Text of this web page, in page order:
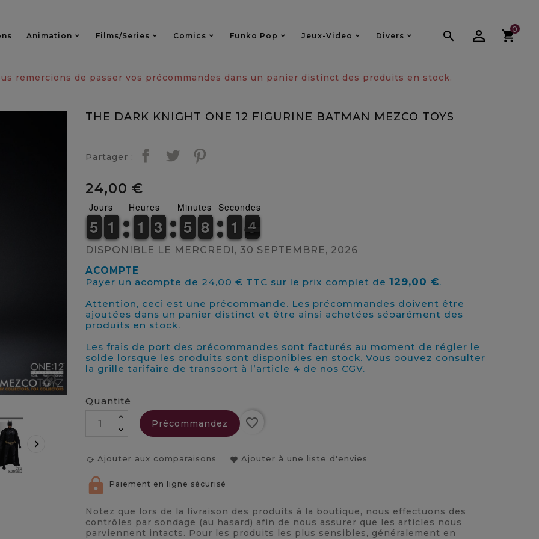
0

Animation Films/series Comics Funko Pop Jeux-Video Divers
remercions de passer vos précommandes dans un panier distinct des produits en stock.


THE DARK KNIGHT ONE 12 FIGURINE BATMAN MEZCO TOYS
Partager :
24,00 €
Jours
4
4
5
5 1
1
1
1
Heures
1
1
1
1 2
2
3
3
Minutes
4
4
5
5 7
7
8
8
Secondes
1
1
1
1 4
3
3
DISPONIBLE LE MERCREDI, 30 SEPTEMBRE, 2026
ACOMPTE
Payer un acompte de 24,00 € TTC sur le prix complet de 129,00 €.
Attention, ceci est une précommande. Les précommandes doivent être
ajoutées dans un panier distinct et être ainsi achetées séparément des
produits en stock.
Les frais de port des précommandes sont facturés au moment de régler le
solde lorsque les produits sont disponibles en stock. Vous pouvez consulter
la grille tarifaire de transport à l’article 4 de nos CGV.
Quantité
Précommandez favorite_border
cached Ajouter aux comparaisons favorite Ajouter à une liste d'envies
Paiement en ligne sécurisé
Notez que lors de la livraison des produits à la boutique, nous effectuons des
contrôles par sondage (au hasard) afin de nous assurer que les articles nous
parviennent intacts. Pour les produits les plus sensibles, généralement en